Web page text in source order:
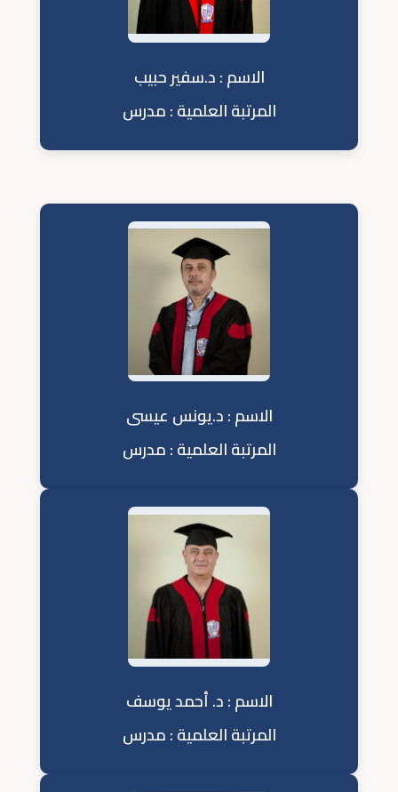
الاسم : د.سفير حبيب
المرتبة العلمية : مدرس
الاسم : د.يونس عيسى
المرتبة العلمية : مدرس
الاسم : د. أحمد يوسف
المرتبة العلمية : مدرس